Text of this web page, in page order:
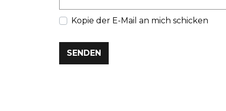
Kopie der E-Mail an mich schicken
SENDEN